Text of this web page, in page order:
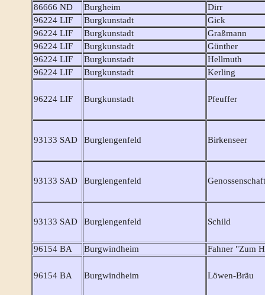
86666 ND Burgheim
Dirr
96224 LIF
Burgkunstadt
Gick
96224 LIF
Burgkunstadt
Graßmann
96224 LIF
Burgkunstadt
Günther
96224 LIF
Burgkunstadt
Hellmuth
96224 LIF
Burgkunstadt Kerling
96224 LIF Burgkunstadt Pfeuffer
93133 SAD Burglengenfeld Birkenseer
93133 SAD Burglengenfeld
93133 SAD Burglengenfeld Schild
96154 BA Burgwindheim Fahner "Zum
96154 BA Burgwindheim Löwen-Bräu